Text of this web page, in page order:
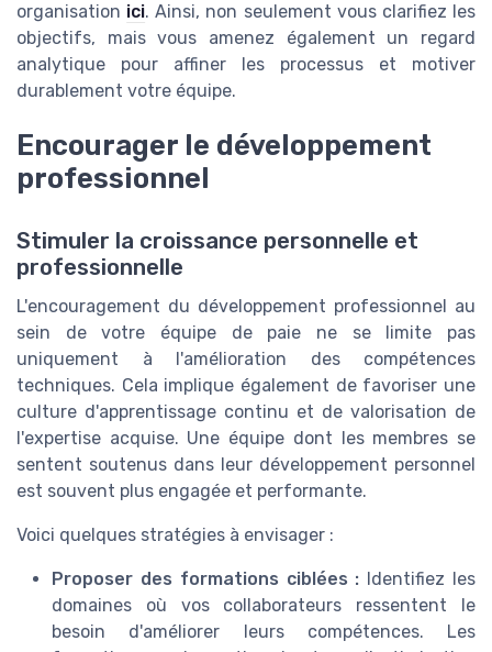
organisation ici. Ainsi, non seulement vous clarifiez les
objectifs, mais vous amenez également un regard
analytique pour affiner les processus et motiver
durablement votre équipe.
Encourager le développement
professionnel
Stimuler la croissance personnelle et
professionnelle
L'encouragement du développement professionnel au
sein de votre équipe de paie ne se limite pas
uniquement à l'amélioration des compétences
techniques. Cela implique également de favoriser une
culture d'apprentissage continu et de valorisation de
l'expertise acquise. Une équipe dont les membres se
sentent soutenus dans leur développement personnel
est souvent plus engagée et performante.
Voici quelques stratégies à envisager :
Proposer des formations ciblées : Identifiez les
domaines où vos collaborateurs ressentent le
besoin d'améliorer leurs compétences. Les